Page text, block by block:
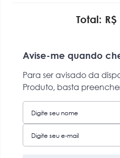
Total: R$
Avise-me quando
Para ser avisado da
Produto, basta